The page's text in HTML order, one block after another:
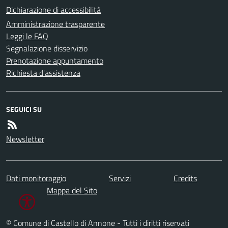
Dichiarazione di accessibilità
Amministrazione trasparente
Leggi le FAQ
Segnalazione disservizio
Prenotazione appuntamento
Richiesta d'assistenza
SEGUICI SU
Newsletter
Dati monitoraggio Servizi
Credits
Mappa del Sito
© Comune di Castello di Annone - Tutti i diritti riservati